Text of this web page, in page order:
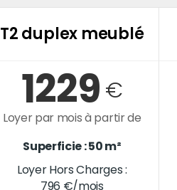
T2 duplex meublé
1229 €
Loyer par mois à partir de
Superficie : 50 m²
Loyer Hors Charges :
796 €/mois